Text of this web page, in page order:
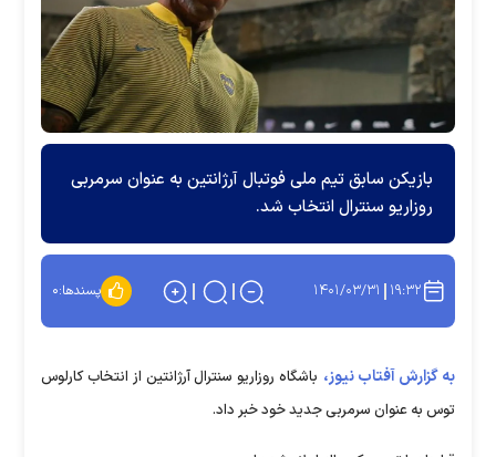
بازیکن سابق تیم ملی فوتبال آرژانتین به عنوان سرمربی
روزاریو سنترال انتخاب شد.
۱۹:۳۲ ۱۴۰۱/۰۳/۳۱ پسندها:۰
به گزارش آفتاب نیوز، باشگاه روزاریو سنترال آرژانتین از انتخاب کارلوس
توس به عنوان سرمربی جدید خود خبر داد.